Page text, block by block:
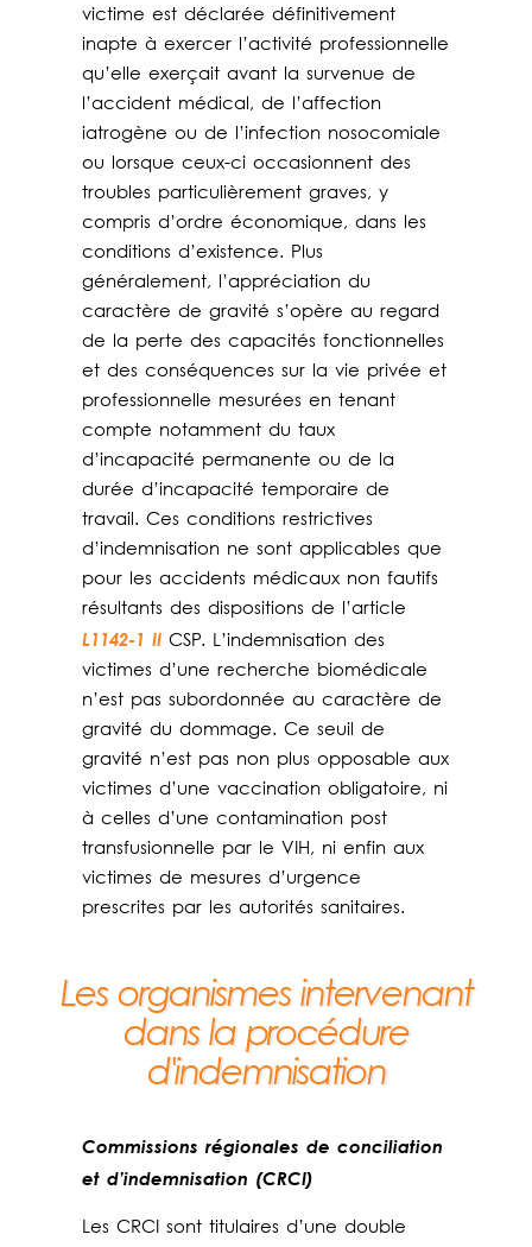
victime est déclarée définitivement
inapte à exercer l’activité professionnelle
qu’elle exerçait avant la survenue de
l’accident médical, de l’affection
iatrogène ou de l’infection nosocomiale
ou lorsque ceux-ci occasionnent des
troubles particulièrement graves, y
compris d’ordre économique, dans les
conditions d’existence. Plus
généralement, l’appréciation du
caractère de gravité s’opère au regard
de la perte des capacités fonctionnelles
et des conséquences sur la vie privée et
professionnelle mesurées en tenant
compte notamment du taux
d’incapacité permanente ou de la
durée d’incapacité temporaire de
travail. Ces conditions restrictives
d’indemnisation ne sont applicables que
pour les accidents médicaux non fautifs
résultants des dispositions de l’article
L1142-1 IICSP. L’indemnisation des
victimes d’une recherche biomédicale
n’est pas subordonnée au caractère de
gravité du dommage. Ce seuil de
gravité n’est pas non plus opposable aux
victimes d’une vaccination obligatoire, ni
à celles d’une contamination post
transfusionnelle par le VIH, ni enfin aux
victimes de mesures d’urgence
prescrites par les autorités sanitaires.
Les organismes intervenant
dans la procédure
d'indemnisation
Commissions régionales de conciliation
et d’indemnisation (CRCI)
Les CRCI sont titulaires d’une double